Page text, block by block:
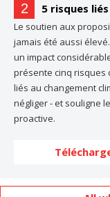
2
Le soutien aux
jamais été aussi
un impact
présente cinq risques
liés au changement
négliger - et souligne
proactive.